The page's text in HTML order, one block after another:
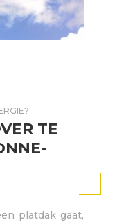
TE
platdak gaat,